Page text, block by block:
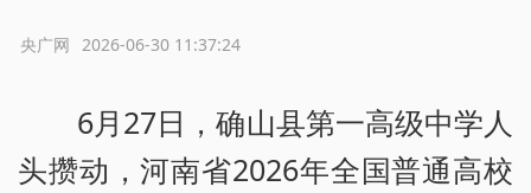
2026-06-30 11:37:24
央广网
6月27日，确山县第一高级中学人
头攒动，河南省2026年全国普通高校